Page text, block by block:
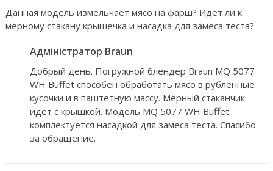
Данная модель измельчает мясо на фарш? Идет ли к
мерному стакану крышечка и насадка для замеса теста?
Адміністратор Braun
Добрый день. Погружной блендер Braun MQ 5077
WH Buffet способен обработать мясо в рубленные
кусочки и в паштетную массу. Мерный стаканчик
идет с крышкой. Модель MQ 5077 WH Buffet
комплектуется насадкой для замеса теста. Спасибо
за обращение.